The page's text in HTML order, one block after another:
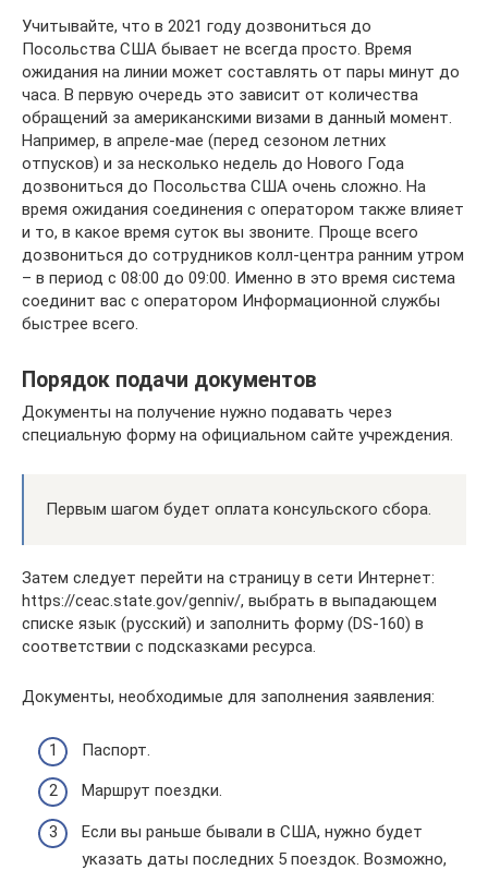
Учитывайте, что в 2021 году дозвониться до
Посольства США бывает не всегда просто. Время
ожидания на линии может составлять от пары минут до
часа. В первую очередь это зависит от количества
обращений за американскими визами в данный момент.
Например, в апреле-мае (перед сезоном летних
отпусков) и за несколько недель до Нового Года
дозвониться до Посольства США очень сложно. На
время ожидания соединения с оператором также влияет
и то, в какое время суток вы звоните. Проще всего
дозвониться до сотрудников колл-центра ранним утром
– в период с 08:00 до 09:00. Именно в это время система
соединит вас с оператором Информационной службы
быстрее всего.
Порядок подачи документов
Документы на получение нужно подавать через
специальную форму на официальном сайте учреждения.
Первым шагом будет оплата консульского сбора.
Затем следует перейти на страницу в сети Интернет:
https://ceac.state.gov/genniv/, выбрать в выпадающем
списке язык (русский) и заполнить форму (DS-160) в
соответствии с подсказками ресурса.
Документы, необходимые для заполнения заявления:
Паспорт.
Маршрут поездки.
Если вы раньше бывали в США, нужно будет
указать даты последних 5 поездок. Возможно,